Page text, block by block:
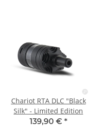
Chariot RTA DLC "Black
Silk" - Limited Edition
139,90 € *